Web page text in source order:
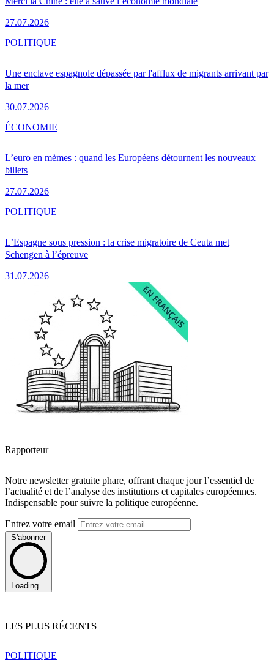
27.07.2026
Une enclave espagnole dépassée par l'afflux de migrants arrivant par
la mer
30.07.2026
POLITIQUE
L’euro en mèmes : quand les Européens détournent les nouveaux
billets
27.07.2026
ÉCONOMIE
L’Espagne sous pression : la crise migratoire de Ceuta met
Schengen à l’épreuve
31.07.2026
POLITIQUE
Rapporteur
Notre newsletter gratuite phare, offrant chaque jour l’essentiel de
l’actualité et de l’analyse des institutions et capitales européennes.
Indispensable pour suivre la politique européenne.
Entrez votre email
S'abonner
Loading...
LES PLUS RÉCENTS
POLITIQUE